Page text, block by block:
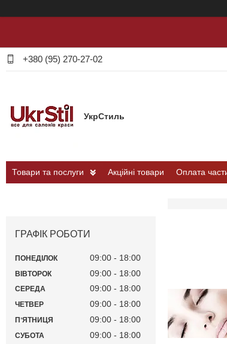
+380 (95) 270-27-02
УкрСтиль
Товари та послуги Акційні товари Оплата
ГРАФІК РОБОТИ
ПОНЕДІЛОК 09:00 18:00
ВІВТОРОК 09:00 18:00
СЕРЕДА 09:00 18:00
ЧЕТВЕР 09:00 18:00
ПʼЯТНИЦЯ 09:00 18:00
СУБОТА 09:00 18:00